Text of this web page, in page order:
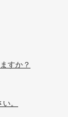
すか？
。